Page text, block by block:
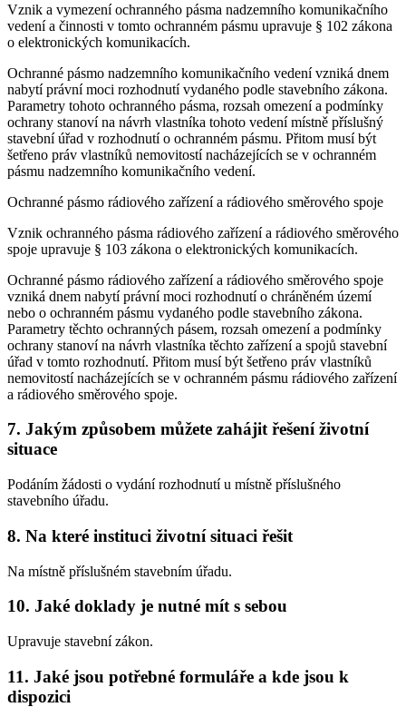
Vznik a vymezení ochranného pásma nadzemního komunikačního
vedení a činnosti v tomto ochranném pásmu upravuje § 102 zákona
o elektronických komunikacích.
Ochranné pásmo nadzemního komunikačního vedení vzniká dnem
nabytí právní moci rozhodnutí vydaného podle stavebního zákona.
Parametry tohoto ochranného pásma, rozsah omezení a podmínky
ochrany stanoví na návrh vlastníka tohoto vedení místně příslušný
stavební úřad v rozhodnutí o ochranném pásmu. Přitom musí být
šetřeno práv vlastníků nemovitostí nacházejících se v ochranném
pásmu nadzemního komunikačního vedení.
Ochranné pásmo rádiového zařízení a rádiového směrového spoje
Vznik ochranného pásma rádiového zařízení a rádiového směrového
spoje upravuje § 103 zákona o elektronických komunikacích.
Ochranné pásmo rádiového zařízení a rádiového směrového spoje
vzniká dnem nabytí právní moci rozhodnutí o chráněném území
nebo o ochranném pásmu vydaného podle stavebního zákona.
Parametry těchto ochranných pásem, rozsah omezení a podmínky
ochrany stanoví na návrh vlastníka těchto zařízení a spojů stavební
úřad v tomto rozhodnutí. Přitom musí být šetřeno práv vlastníků
nemovitostí nacházejících se v ochranném pásmu rádiového zařízení
a rádiového směrového spoje.
7. Jakým způsobem můžete zahájit řešení životní
situace
Podáním žádosti o vydání rozhodnutí u místně příslušného
stavebního úřadu.
8. Na které instituci životní situaci řešit
Na místně příslušném stavebním úřadu.
10. Jaké doklady je nutné mít s sebou
Upravuje stavební zákon.
11. Jaké jsou potřebné formuláře a kde jsou k
dispozici